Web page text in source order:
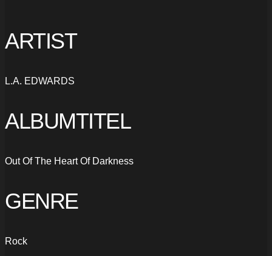
ARTIST
L.A. EDWARDS
ALBUMTITEL
Out Of The Heart Of Darkness
GENRE
Rock